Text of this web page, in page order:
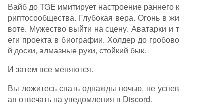
Вайб до TGE имитирует настроение раннего к
риптосообщества. Глубокая вера. Огонь в жи
воте. Мужество выйти на сцену. Аватарки и т
еги проекта в биографии. Холдер до гробово
й доски, алмазные руки, стойкий бык.
И затем все меняются.
Вы ложитесь спать однажды ночью, не успев
ая отвечать на уведомления в Discord.